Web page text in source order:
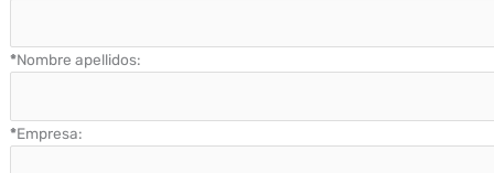
*Nombre apellidos:
*Empresa: